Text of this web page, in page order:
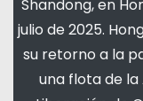
Shandong, en
julio de 2025.
su retorno a la
una flota de